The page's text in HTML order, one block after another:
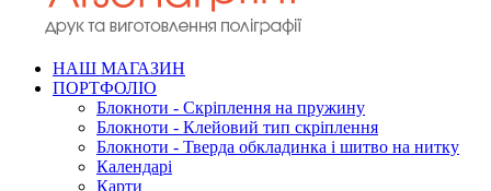
НАШ МАГАЗИН
ПОРТФОЛІО
Блокноти - Скріплення на пружину
Блокноти - Клейовий тип скріплення
Блокноти - Тверда обкладинка і шитво на нитку
Календарі
Карти